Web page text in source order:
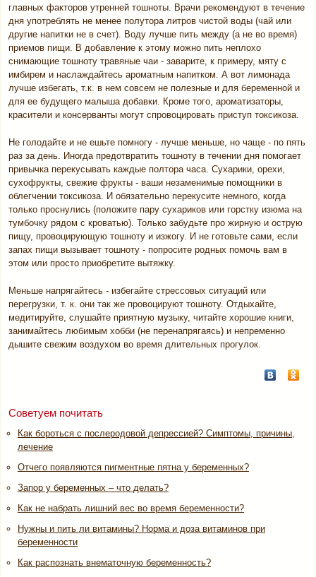
главных факторов утренней тошноты. Врачи рекомендуют в течение
дня употреблять не менее полутора литров чистой воды (чай или
другие напитки не в счет). Воду лучше пить между (а не во время)
приемов пищи. В добавление к этому можно пить неплохо
снимающие тошноту травяные чаи - заварите, к примеру, мяту с
имбирем и наслаждайтесь ароматным напитком. А вот лимонада
лучше избегать, т.к. в нем совсем не полезные и для беременной и
для ее будущего малыша добавки. Кроме того, ароматизаторы,
красители и консерванты могут спровоцировать приступ токсикоза.
Не голодайте и не ешьте помногу - лучше меньше, но чаще - по пять
раз за день. Иногда предотвратить тошноту в течении дня помогает
привычка перекусывать каждые полтора часа. Сухарики, орехи,
сухофрукты, свежие фрукты - ваши незаменимые помощники в
облегчении токсикоза. И обязательно перекусите немного, когда
только проснулись (положите пару сухариков или горстку изюма на
тумбочку рядом с кроватью). Только забудьте про жирную и острую
пищу, провоцирующую тошноту и изжогу. И не готовьте сами, если
запах пищи вызывает тошноту - попросите родных помочь вам в
этом или просто приобретите вытяжку.
Меньше напрягайтесь - избегайте стрессовых ситуаций или
перегрузки, т. к. они так же провоцируют тошноту. Отдыхайте,
медитируйте, слушайте приятную музыку, читайте хорошие книги,
занимайтесь любимым хобби (не перенапрягаясь) и непременно
дышите свежим воздухом во время длительных прогулок.
Советуем почитать
Как бороться с послеродовой депрессией? Симптомы, причины,
лечение
Отчего появляются пигментные пятна у беременных?
Запор у беременных – что делать?
Как не набрать лишний вес во время беременности?
Нужны и пить ли витамины? Норма и доза витаминов при
беременности
Как распознать внематочную беременность?